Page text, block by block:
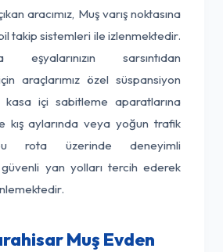
aracımız, Muş varış noktasına
takip sistemleri ile izlenmektedir.
sarsıntıdan
araçlarımız özel süspansiyon
içi sabitleme aparatlarına
kış aylarında veya yoğun trafik
rota üzerinde deneyimli
yan yolları tercih ederek
Muş Evden